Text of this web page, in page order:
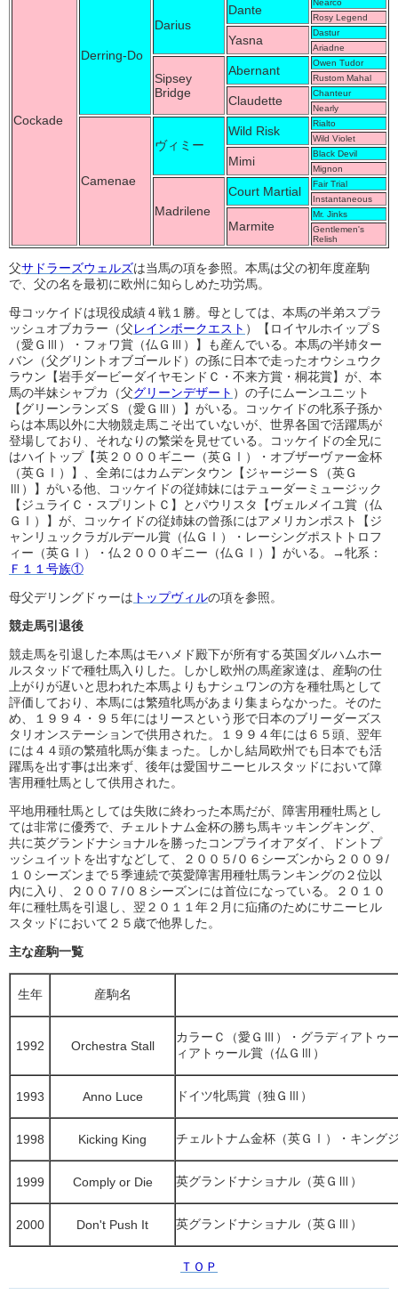
Cockade
Derring-Do
Darius
Dante
Nearco
Rosy Legend
Yasna
Dastur
Ariadne
Sipsey
Bridge
Abernant
Owen Tudor
Rustom Mahal
Claudette
Chanteur
Nearly
Camenae
ヴィミー
Wild Risk
Rialto
Wild Violet
Mimi
Black Devil
Mignon
Madrilene
Court Martial
Fair Trial
Instantaneous
Marmite
Mr. Jinks
Gentlemen's
Relish
父サドラーズウェルズは当馬の項を参照。本馬は父の初年度産駒
で、父の名を最初に欧州に知らしめた功労馬。
母コッケイドは現役成績４戦１勝。母としては、本馬の半弟スプラ
ッシュオブカラー（父レインボークエスト ）【ロイヤルホイップＳ
（愛ＧⅢ）・フォワ賞（仏ＧⅢ）】も産んでいる。本馬の半姉ター
バン（父グリントオブゴールド）の孫に日本で走ったオウシュウク
ラウン【岩手ダービーダイヤモンドＣ・不来方賞・桐花賞】が、本
馬の半妹シャプカ（父グリーンデザート ）の子にムーンユニット
【グリーンランズＳ（愛ＧⅢ）】がいる。コッケイドの牝系子孫か
らは本馬以外に大物競走馬こそ出ていないが、世界各国で活躍馬が
登場しており、それなりの繁栄を見せている。コッケイドの全兄に
はハイトップ【英２０００ギニー（英ＧⅠ）・オブザーヴァー金杯
（英ＧⅠ）】、全弟にはカムデンタウン【ジャージーＳ（英Ｇ
Ⅲ）】がいる他、コッケイドの従姉妹にはテューダーミュージック
【ジュライＣ・スプリントＣ】とパウリスタ【ヴェルメイユ賞（仏
ＧⅠ）】が、コッケイドの従姉妹の曾孫にはアメリカンポスト【ジ
ャンリュックラガルデール賞（仏ＧⅠ）・レーシングポストトロフ
ィー（英ＧⅠ）・仏２０００ギニー（仏ＧⅠ）】がいる。→牝系：
Ｆ１１号族①
母父デリングドゥーは トップヴィルの項を参照。
競走馬引退後
競走馬を引退した本馬はモハメド殿下が所有する英国ダルハムホー
ルスタッドで種牡馬入りした。しかし欧州の馬産家達は、産駒の仕
上がりが遅いと思われた本馬よりもナシュワンの方を種牡馬として
評価しており、本馬には繁殖牝馬があまり集まらなかった。そのた
め、１９９４・９５年にはリースという形で日本のブリーダーズス
タリオンステーションで供用された。１９９４年には６５頭、翌年
には４４頭の繁殖牝馬が集まった。しかし結局欧州でも日本でも活
躍馬を出す事は出来ず、後年は愛国サニーヒルスタッドにおいて障
害用種牡馬として供用された。
平地用種牡馬としては失敗に終わった本馬だが、障害用種牡馬とし
ては非常に優秀で、チェルトナム金杯の勝ち馬キッキングキング、
共に英グランドナショナルを勝ったコンプライオアダイ、ドントプ
ッシュイットを出すなどして、２００５/０６シーズンから２００９/
１０シーズンまで５季連続で英愛障害用種牡馬ランキングの２位以
内に入り、２００７/０８シーズンには首位になっている。２０１０
年に種牡馬を引退し、翌２０１１年２月に疝痛のためにサニーヒル
スタッドにおいて２５歳で他界した。
主な産駒一覧
生年 産駒名
1992 Orchestra Stall
カラーＣ（愛ＧⅢ）・グラディアトゥ
ィアトゥール賞（仏ＧⅢ）
1993 Anno Luce ドイツ牝馬賞（独ＧⅢ）
1998 Kicking King チェルトナム金杯（英ＧⅠ）・キング
1999 Comply or Die 英グランドナショナル（英ＧⅢ）
2000 Don't Push It 英グランドナショナル（英ＧⅢ）
ＴＯＰ